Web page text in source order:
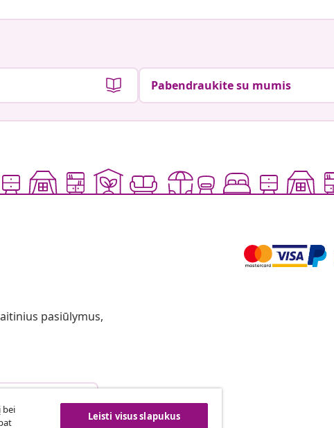
Pabendraukite su mumis
pasiūlymus,
atsisakymas
bei
Leisti visus slapukus